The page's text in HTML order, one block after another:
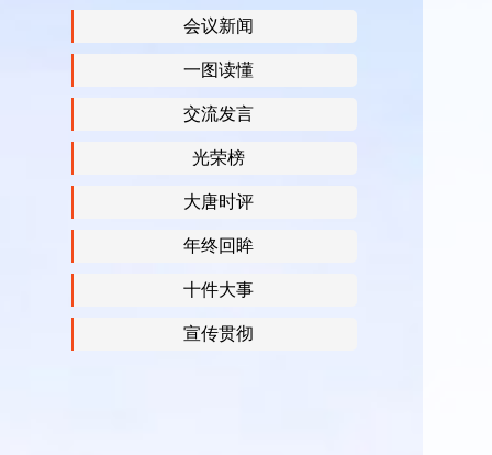
会议新闻
一图读懂
交流发言
光荣榜
大唐时评
年终回眸
十件大事
宣传贯彻